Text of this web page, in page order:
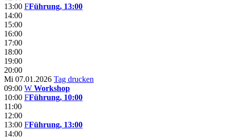
13:00 FFührung, 13:00
14:00
15:00
16:00
17:00
18:00
19:00
20:00
Mi 07.01.2026 Tag drucken
09:00 W Workshop
10:00 FFührung, 10:00
11:00
12:00
13:00 FFührung, 13:00
14:00